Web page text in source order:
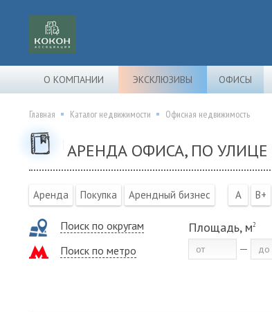
О КОМПАНИИ ЭКСКЛЮЗИВЫ ОФИСЫ
Главная Каталог недвижимости Офисная недвижимость
АРЕНДА ОФИСА, ПО УЛИЦЕ
Аренда Покупка Арендный бизнес A B+
Поиск по округам
Поиск по метро
Площадь, м2